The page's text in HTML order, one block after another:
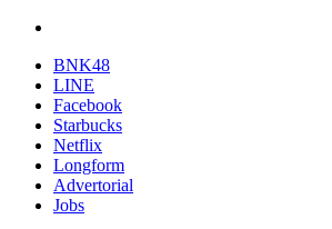
BNK48
LINE
Facebook
Starbucks
Netflix
Longform
Advertorial
Jobs